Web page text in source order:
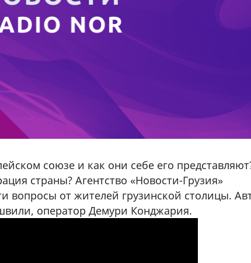
союзе и как они себе его
страны? Агентство «Новости-Грузия»
вопросы от жителей грузинской столицы.
оператор Демури Конджария.